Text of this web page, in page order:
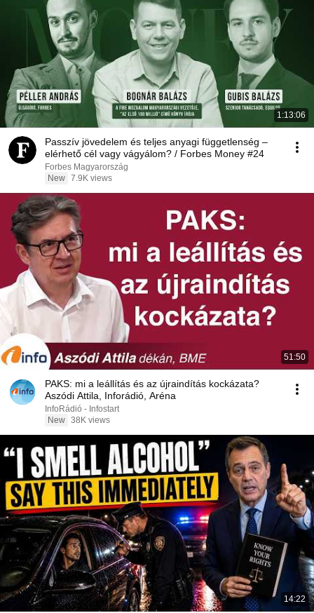
1:13:06
Passzív jövedelem és teljes anyagi függetlenség –
elérhető cél vagy vágyálom? / Forbes Money #24
Forbes Magyarország
New 7.9K views
51:50
PAKS: mi a leállítás és az újraindítás kockázata?
Aszódi Attila, Inforádió, Aréna
InfoRádió - Infostart
New 38K views
14:22